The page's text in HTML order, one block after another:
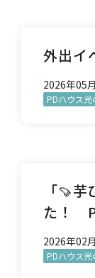
外出
2026年05
PDハウス光
「🍠
た！
2026年02
PDハウス光